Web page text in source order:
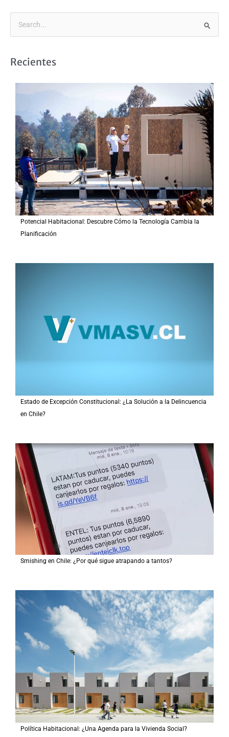
cRecientes
Potencial Habitacional: Descubre Cómo la Tecnología Cambia la
Planificación
Estado de Excepción Constitucional: ¿La Solución a la Delincuencia
en Chile?
Smishing en Chile: ¿Por qué sigue atrapando a tantos?
Política Habitacional: ¿Una Agenda para la Vivienda Social?